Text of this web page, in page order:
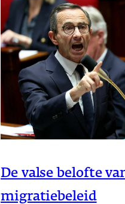
De valse belofte
migratiebeleid